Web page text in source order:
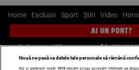
Home Exclusiv Sport Știri Video
AI UN PONT?
Scrie-ne pe Whatsapp, sună la
pont@cancan.ro
Nouă ne pasă ca datele tale personale să rămână
Noi și partenerii noștri 1019stocăm și/sau accesăm informații pe